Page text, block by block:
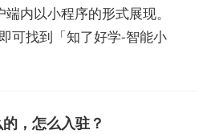
内以小程序的形式展现。
可找到「知了好学-智能小
，怎么入驻？